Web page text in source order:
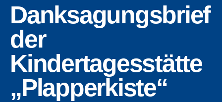
Danksagungsbrief
der
Kindertagesstätte
„Plapperkiste“